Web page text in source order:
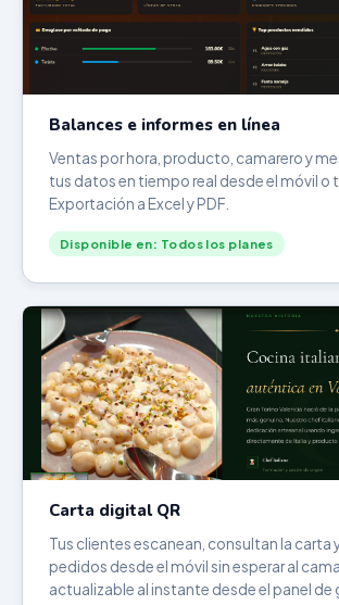
Balances e informes en línea
Ventas por hora, producto, camarero y
tus datos en tiempo real desde el móvil o
Exportación a Excel y PDF.
Disponible en: Todos los planes
Carta digital QR
Tus clientes escanean, consultan la carta
pedidos desde el móvil sin esperar al
actualizable al instante desde el panel de